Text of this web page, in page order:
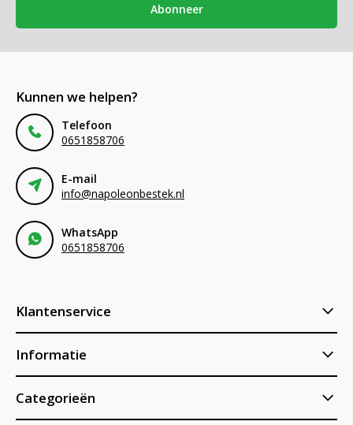
Abonneer
Kunnen we helpen?
Telefoon
0651858706
E-mail
info@napoleonbestek.nl
WhatsApp
0651858706
Klantenservice
Informatie
Categorieën